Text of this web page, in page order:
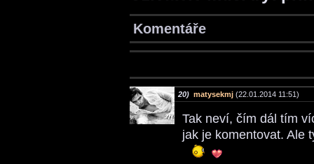
Komentáře
20) matysekmj (22.01.2014 11:51)
Tak neví, čím dál tím
jak je komentovat. Ale